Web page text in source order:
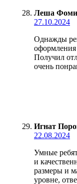
Леша
27.10.2024
Однажды
Получил
очень
Игнат
22.08.2024
Умные
и
размеры и
уровне,